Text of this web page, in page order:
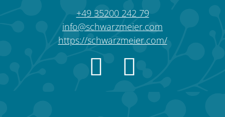
+49 35200 242 79
info@schwarzmeier.com
https://schwarzmeier.com/